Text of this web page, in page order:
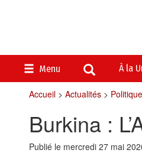
Menu À la
Accueil> Actualités> Politique
Burkina :
Publié le mercredi 27 mai